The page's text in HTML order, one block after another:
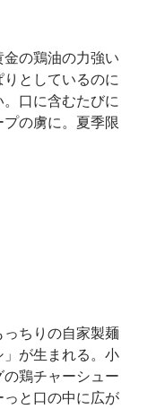
の鶏油の力強い
としているのに
口に含むたびに
プの虜に。夏季限
ちりの自家製麺
が生まれる。小
鶏チャーシュー
と口の中に広が